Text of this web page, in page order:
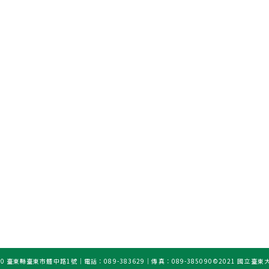
臺東縣臺東市體中路1號｜電話：089-383629｜傳真：089-385090 ©2021 國立臺東